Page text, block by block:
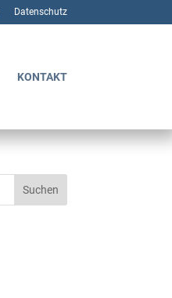
Datenschutz
KONTAKT